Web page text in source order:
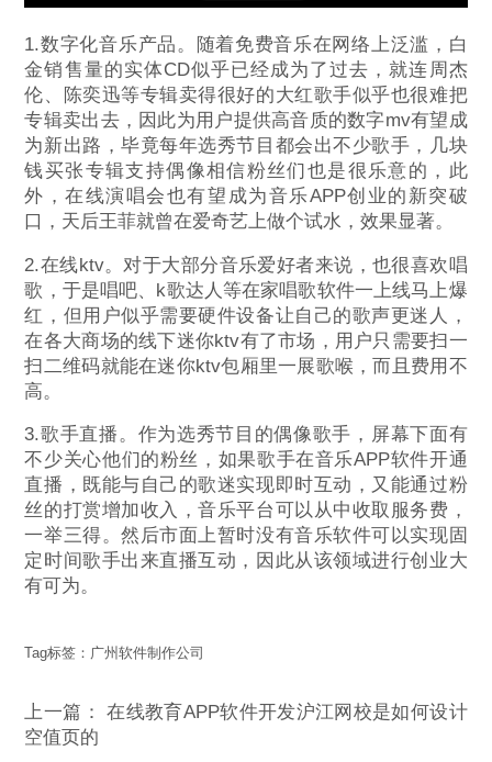
1.数字化音乐产品。随着免费音乐在网络上泛滥，白
金销售量的实体CD似乎已经成为了过去，就连周杰
伦、陈奕迅等专辑卖得很好的大红歌手似乎也很难把
专辑卖出去，因此为用户提供高音质的数字mv有望成
为新出路，毕竟每年选秀节目都会出不少歌手，几块
钱买张专辑支持偶像相信粉丝们也是很乐意的，此
外，在线演唱会也有望成为音乐APP创业的新突破
口，天后王菲就曾在爱奇艺上做个试水，效果显著。
2.在线ktv。对于大部分音乐爱好者来说，也很喜欢唱
歌，于是唱吧、k歌达人等在家唱歌软件一上线马上爆
红，但用户似乎需要硬件设备让自己的歌声更迷人，
在各大商场的线下迷你ktv有了市场，用户只需要扫一
扫二维码就能在迷你ktv包厢里一展歌喉，而且费用不
高。
3.歌手直播。作为选秀节目的偶像歌手，屏幕下面有
不少关心他们的粉丝，如果歌手在音乐APP软件开通
直播，既能与自己的歌迷实现即时互动，又能通过粉
丝的打赏增加收入，音乐平台可以从中收取服务费，
一举三得。然后市面上暂时没有音乐软件可以实现固
定时间歌手出来直播互动，因此从该领域进行创业大
有可为。
Tag标签： 广州软件制作公司
上一篇：在线教育APP软件开发沪江网校是如何设计
空值页的